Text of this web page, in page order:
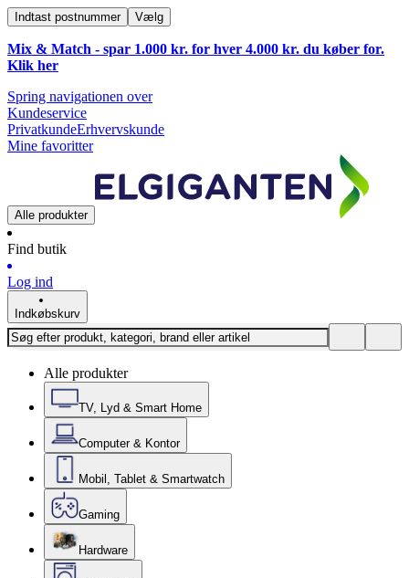
Indtast postnummer Vælg
Mix & Match - spar 1.000 kr. for hver 4.000 kr. du køber for.
Klik her
Spring navigationen over
Kundeservice
PrivatkundeErhvervskunde
Mine favoritter
Alle produkter
Find butik
Log ind
Indkøbskurv
Alle produkter
TV, Lyd & Smart Home
Computer & Kontor
Mobil, Tablet & Smartwatch
Gaming
Hardware